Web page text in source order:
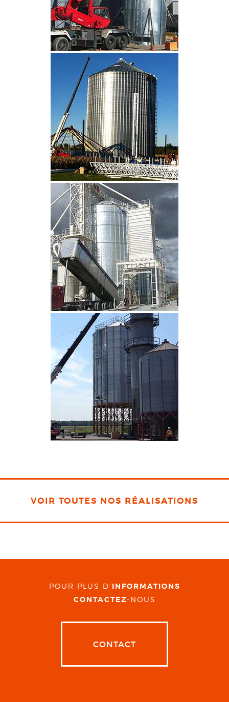
CLIQUEZ POUR AGRANDIR
CLIQUEZ POUR AGRANDIR
CLIQUEZ POUR AGRANDIR
VOIR TOUTES NOS RÉALISATIONS
POUR PLUS D' INFORMATIONS
CONTACTEZ-NOUS
CONTACT